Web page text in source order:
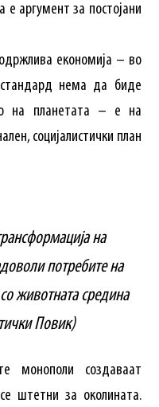
е аргумент за постојани
економија – во
нема да биде
на планетата – е на
социјалистички план
на
потребите на
животната средина
Повик)
монополи создаваат
штетни за околината.